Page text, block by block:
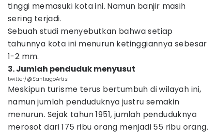
tinggi memasuki kota ini. Namun banjir masih
sering terjadi.
Sebuah studi menyebutkan bahwa setiap
tahunnya kota ini menurun ketinggiannya sebesar
1-2 mm.
3. Jumlah penduduk menyusut
twitter/@SantiagoArtis
Meskipun turisme terus bertumbuh di wilayah ini,
namun jumlah penduduknya justru semakin
menurun. Sejak tahun 1951, jumlah penduduknya
merosot dari 175 ribu orang menjadi 55 ribu orang.